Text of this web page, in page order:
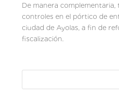
De manera complementaria,
controles en el pórtico de
ciudad de Ayolas, a fin de
fiscalización.